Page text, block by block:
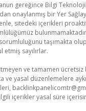
gereğince Bilgi
onaylanmış bir Yer
sitedeki içerikleri
taşımakta
sayılırlar.
ve tamamen
ve yasal düzenlemelere
içerikler yasal süre